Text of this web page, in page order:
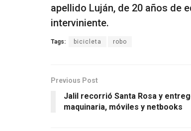
apellido Luján, de 20 años de
interviniente.
Tags: bicicleta robo
Previous Post
Jalil recorrió Santa Rosa y
maquinaria, móviles y netbooks